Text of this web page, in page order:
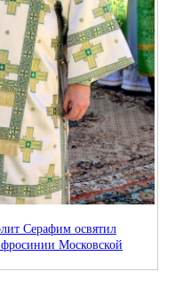
Серафим освятил
Московской